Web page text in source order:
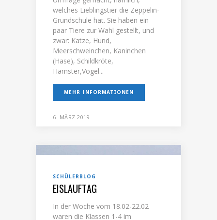
welches Lieblingstier die Zeppelin-
Grundschule hat. Sie haben ein
paar Tiere zur Wahl gestellt, und
zwar: Katze, Hund,
Meerschweinchen, Kaninchen
(Hase), Schildkröte,
Hamster,Vogel...
MEHR INFORMATIONEN
6. MÄRZ 2019
SCHÜLERBLOG
EISLAUFTAG
In der Woche vom 18.02-22.02
waren die Klassen 1-4 im